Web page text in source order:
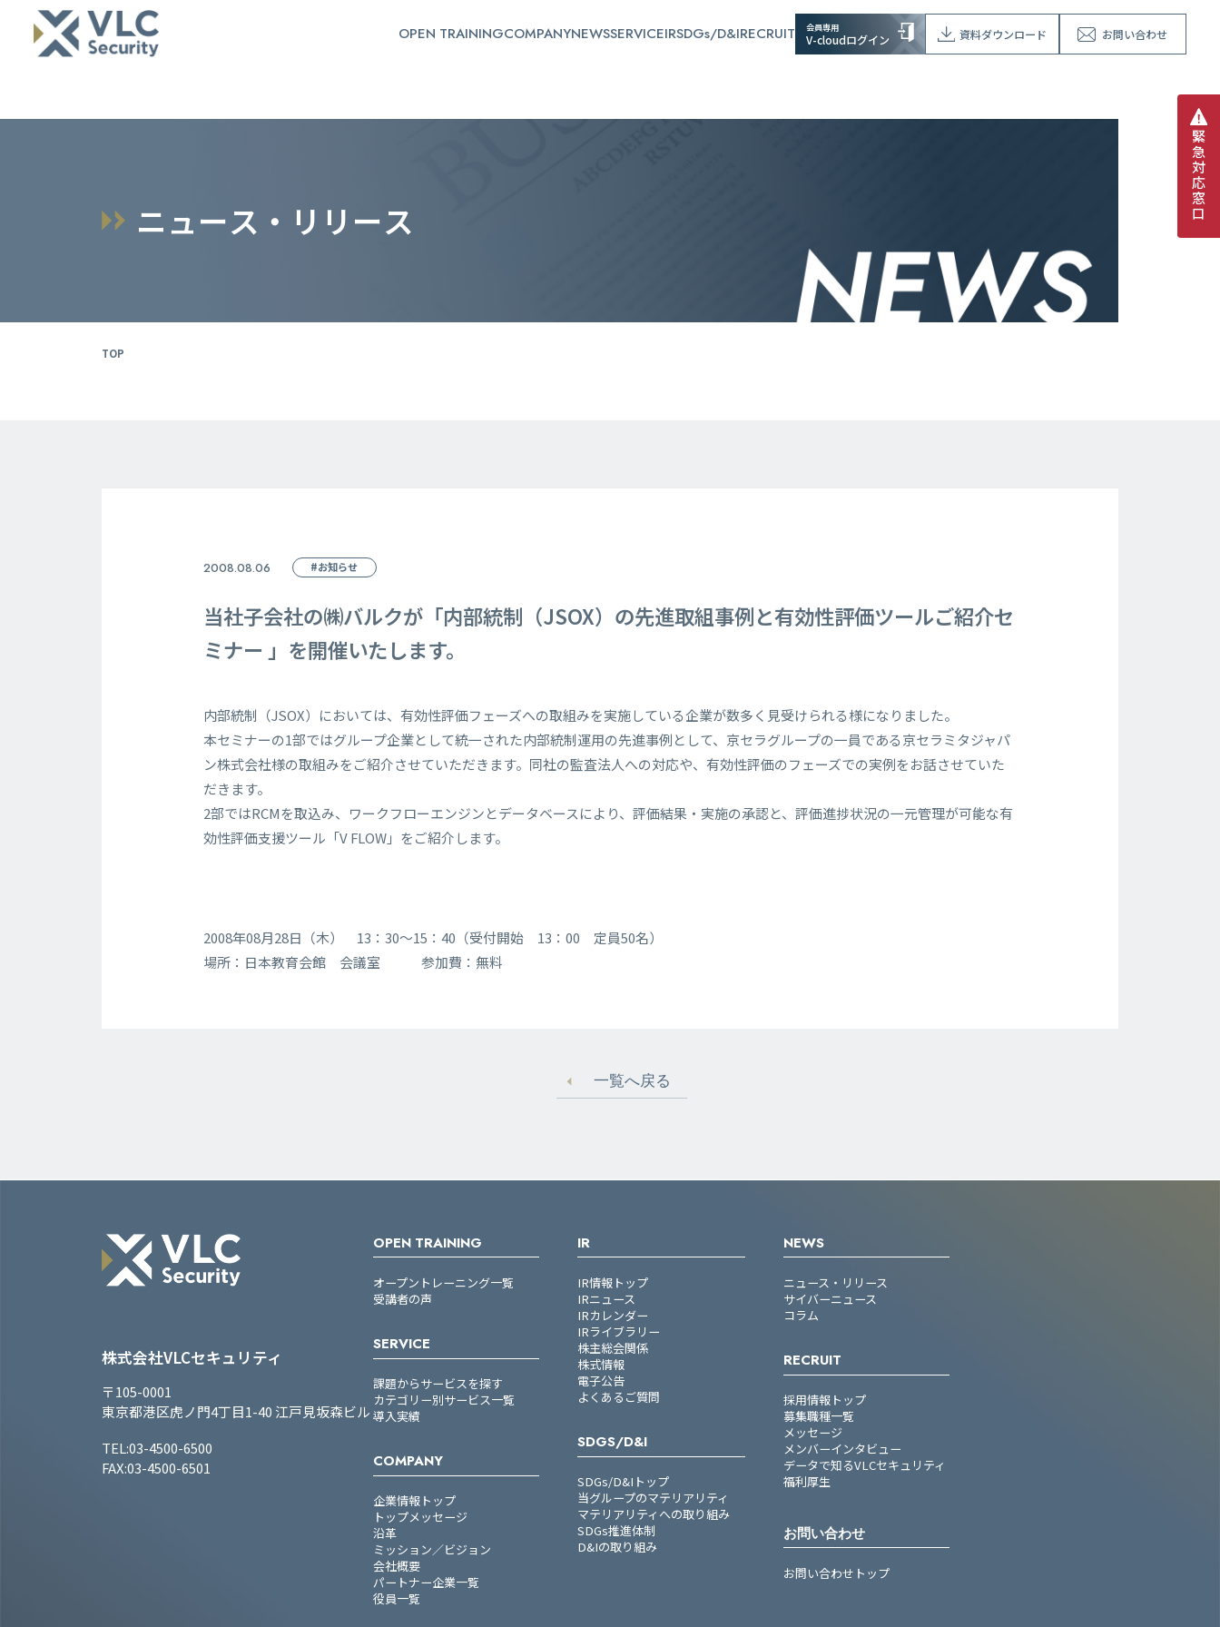
OPEN TRAININGCOMPANYNEWSSERVICEIRSDGs/D&IRECRUIT 会員専用
V-cloudログイン 資料ダウンロード お問い合わせ
緊
急
対
応
窓
口
ニュース ・ リ リ ース
TOP
2008.08.06 #お知らせ
当社子会社の㈱バルクが「内部統制（JSOX）の先進取組事例と有効性評価ツールご紹介セ
ミナー 」を開催いたします。
内部統制（JSOX）においては、有効性評価フェーズへの取組みを実施している企業が数多く見受けられる様になりました。
本セミナーの1部ではグループ企業として統一された内部統制運用の先進事例として、京セラグループの一員である京セラミタジャパ
ン株式会社様の取組みをご紹介させていただきます。同社の監査法人への対応や、有効性評価のフェーズでの実例をお話させていた
だきます。
2部ではRCMを取込み、ワークフローエンジンとデータベースにより、評価結果・実施の承認と、評価進捗状況の一元管理が可能な有
効性評価支援ツール「V FLOW」をご紹介します。
2008年08月28日（木） 13：30～15：40（受付開始 13：00 定員50名）
場所：日本教育会館 会議室 参加費：無料
一覧へ戻る
株式会社VLCセキュリティ
〒105-0001
東京都港区虎ノ門4丁目1-40 江戸見坂森ビル
TEL:03-4500-6500
FAX:03-4500-6501
OPEN TRAINING
オープントレーニング一覧
受講者の声
SERVICE
課題からサービスを探す
カテゴリー別サービス一覧
導入実績
COMPANY
企業情報トップ
トップメッセージ
沿革
ミッション／ビジョン
会社概要
パートナー企業一覧
役員一覧
IR
IR情報トップ
IRニュース
IRカレンダー
IRライブラリー
株主総会関係
株式情報
電子公告
よくあるご質問
SDGS/D&I
SDGs/D&Iトップ
当グループのマテリアリティ
マテリアリティへの取り組み
SDGs推進体制
D&Iの取り組み
NEWS
ニュース・リリース
サイバーニュース
コラム
RECRUIT
採用情報トップ
募集職種一覧
メッセージ
メンバーインタビュー
データで知るVLCセキュリティ
福利厚生
お問い合わせ
お問い合わせトップ